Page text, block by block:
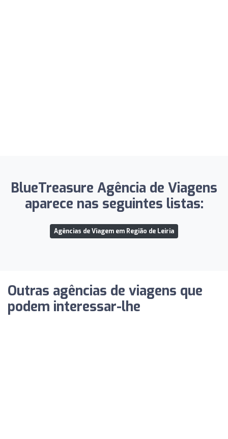
BlueTreasure Agência de Viagens
aparece nas seguintes listas:
Agências de Viagem em Região de Leiria
Outras agências de viagens que
podem interessar-lhe